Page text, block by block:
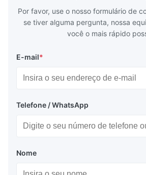
Por favor, use o nosso formulário de
se tiver alguma pergunta, nossa
você o mais rápido
E-mail*
Telefone / WhatsApp
Nome